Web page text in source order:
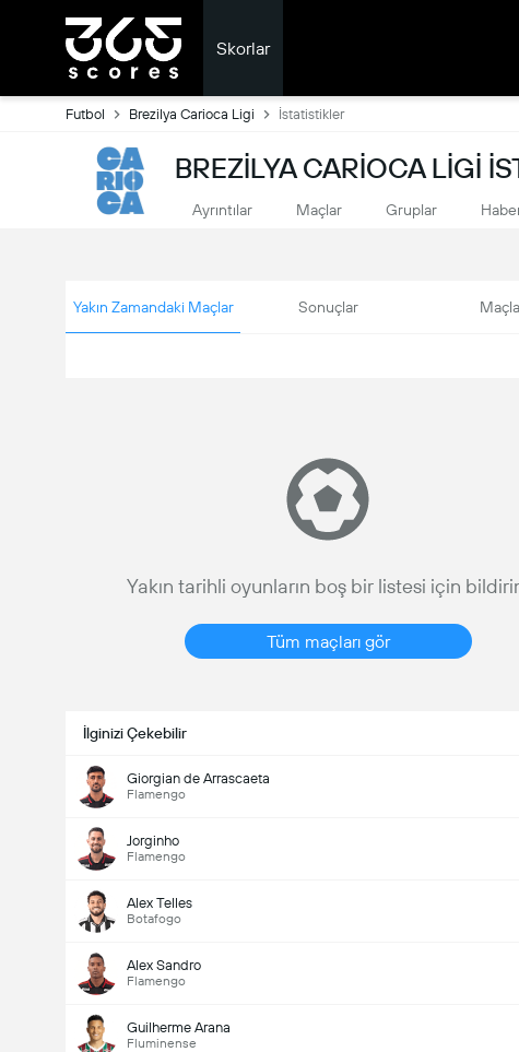
Skorlar
Futbol Brezilya Carioca Ligi İstatistikler
BREZILYA CARIOCA LIGI
Ayrıntılar Maçlar Gruplar
Yakın Zamandaki Maçlar Sonuçlar
Yakın tarihli oyunların boş bir listesi için
Tüm maçları gör
İlginizi Çekebilir
Giorgian de Arrascaeta
Flamengo
Jorginho
Flamengo
Alex Telles
Botafogo
Alex Sandro
Flamengo
Guilherme Arana
Fluminense